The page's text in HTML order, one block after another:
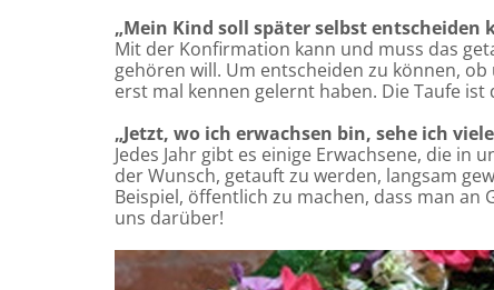
„Mein Kind soll später selbst entscheiden
Mit der Konfirmation kann und muss das
gehören will. Um entscheiden zu können,
erst mal kennen gelernt haben. Die Taufe
„Jetzt, wo ich erwachsen bin, sehe ich
Jedes Jahr gibt es einige Erwachsene, die
der Wunsch, getauft zu werden, langsam
Beispiel, öffentlich zu machen, dass man
uns darüber!